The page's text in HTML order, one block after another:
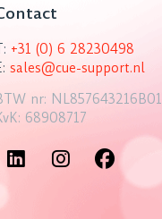
+31 (0) 6 28230498
sales@cue-support.nl
nr: NL857643216B01
68908717